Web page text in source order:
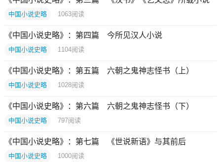
中国小说史略 1063阅读
《中国小说史略》：第四篇 今所见汉人小说
中国小说史略 1104阅读
《中国小说史略》：第五篇 六朝之鬼神志怪书（上）
中国小说史略 1028阅读
《中国小说史略》：第六篇 六朝之鬼神志怪书（下）
中国小说史略 797阅读
《中国小说史略》：第七篇 《世说新语》与其前后
中国小说史略 1000阅读